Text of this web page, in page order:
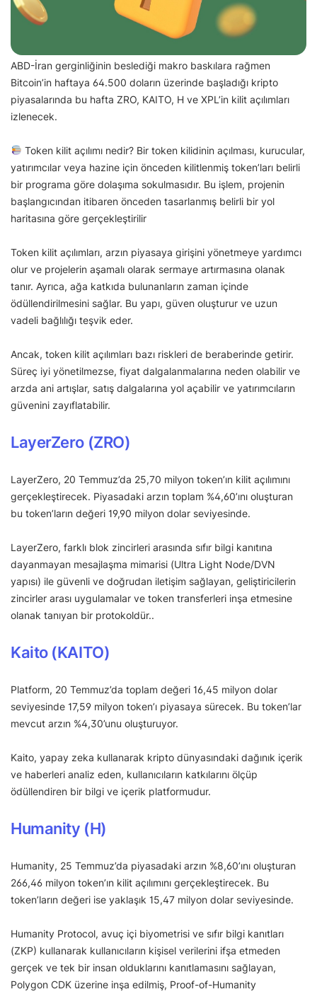
ABD-İran gerginliğinin beslediği makro baskılara rağmen
Bitcoin’in haftaya 64.500 doların üzerinde başladığı kripto
piyasalarında bu hafta ZRO, KAITO, H ve XPL’in kilit açılımları
izlenecek.
Token kilit açılımı nedir? Bir token kilidinin açılması, kurucular,
yatırımcılar veya hazine için önceden kilitlenmiş token’ları belirli
bir programa göre dolaşıma sokulmasıdır. Bu işlem, projenin
başlangıcından itibaren önceden tasarlanmış belirli bir yol
haritasına göre gerçekleştirilir
Token kilit açılımları, arzın piyasaya girişini yönetmeye yardımcı
olur ve projelerin aşamalı olarak sermaye artırmasına olanak
tanır. Ayrıca, ağa katkıda bulunanların zaman içinde
ödüllendirilmesini sağlar. Bu yapı, güven oluşturur ve uzun
vadeli bağlılığı teşvik eder.
Ancak, token kilit açılımları bazı riskleri de beraberinde getirir.
Süreç iyi yönetilmezse, fiyat dalgalanmalarına neden olabilir ve
arzda ani artışlar, satış dalgalarına yol açabilir ve yatırımcıların
güvenini zayıflatabilir.
LayerZero (ZRO)
LayerZero, 20 Temmuz’da 25,70 milyon token’ın kilit açılımını
gerçekleştirecek. Piyasadaki arzın toplam %4,60’ını oluşturan
bu token’ların değeri 19,90 milyon dolar seviyesinde.
LayerZero, farklı blok zincirleri arasında sıfır bilgi kanıtına
dayanmayan mesajlaşma mimarisi (Ultra Light Node/DVN
yapısı) ile güvenli ve doğrudan iletişim sağlayan, geliştiricilerin
zincirler arası uygulamalar ve token transferleri inşa etmesine
olanak tanıyan bir protokoldür..
Kaito (KAITO)
Platform, 20 Temmuz’da toplam değeri 16,45 milyon dolar
seviyesinde 17,59 milyon token’ı piyasaya sürecek. Bu token’lar
mevcut arzın %4,30’unu oluşturuyor.
Kaito, yapay zeka kullanarak kripto dünyasındaki dağınık içerik
ve haberleri analiz eden, kullanıcıların katkılarını ölçüp
ödüllendiren bir bilgi ve içerik platformudur.
Humanity (H)
Humanity, 25 Temmuz’da piyasadaki arzın %8,60’ını oluşturan
266,46 milyon token’ın kilit açılımını gerçekleştirecek. Bu
token’ların değeri ise yaklaşık 15,47 milyon dolar seviyesinde.
Humanity Protocol, avuç içi biyometrisi ve sıfır bilgi kanıtları
(ZKP) kullanarak kullanıcıların kişisel verilerini ifşa etmeden
gerçek ve tek bir insan olduklarını kanıtlamasını sağlayan,
Polygon CDK üzerine inşa edilmiş, Proof-of-Humanity